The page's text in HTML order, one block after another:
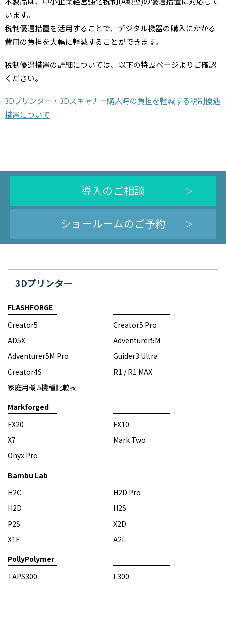
います。
税制優遇措置を活用することで、デジタル機器の購入にかかる
費用の負担を大幅に軽減することができます。
税制優遇措置の詳細については、以下の特設ページよりご確認
ください。
3Dプリンター・3Dスキャナー購入時の負担を軽減する税制優遇
措置について
導入のご相談
ショールームのご予約
3Dプリンター
FLASHFORGE
Creator5
Creator5 Pro
AD5X
Adventurer5M
Adventurer5M Pro
Guider3 Ultra
Creator4S
R1 / R1 MAX
家庭用機 5機種比較表
Markforged
FX20
FX10
X7
Mark Two
Onyx Pro
Bambu Lab
H2C
H2D Pro
H2D
H2S
P2S
X2D
X1E
A2L
PollyPolymer
TAPS300
L300